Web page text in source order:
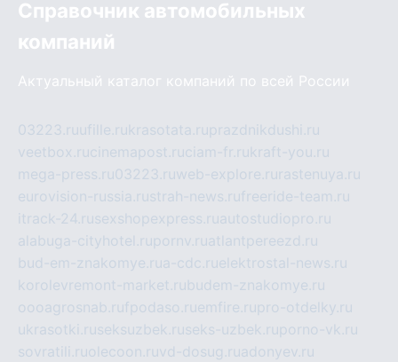
Справочник автомобильных
компаний
Актуальный каталог компаний по всей России
03223.ruufille.rukrasotata.ruprazdnikdushi.ru
veetbox.rucinemapost.ruciam-fr.rukraft-you.ru
mega-press.ru03223.ruweb-explore.ru rastenuya.ru
eurovision-russia.rustrah-news.rufreeride-team.ru
itrack-24.rusexshopexpress.ruautostudiopro.ru
alabuga-cityhotel.rupornv.ruatlantpereezd.ru
bud-em-znakomye.rua-cdc.ruelektrostal-news.ru
korolevremont-market.rubudem-znakomye.ru
oooagrosnab.rufpodaso.ruemfire.rupro-otdelky.ru
ukrasotki.ruseksuzbek.ruseks-uzbek.ruporno-vk.ru
sovratili.ruolecoon.ruvd-dosug.ruadonyev.ru